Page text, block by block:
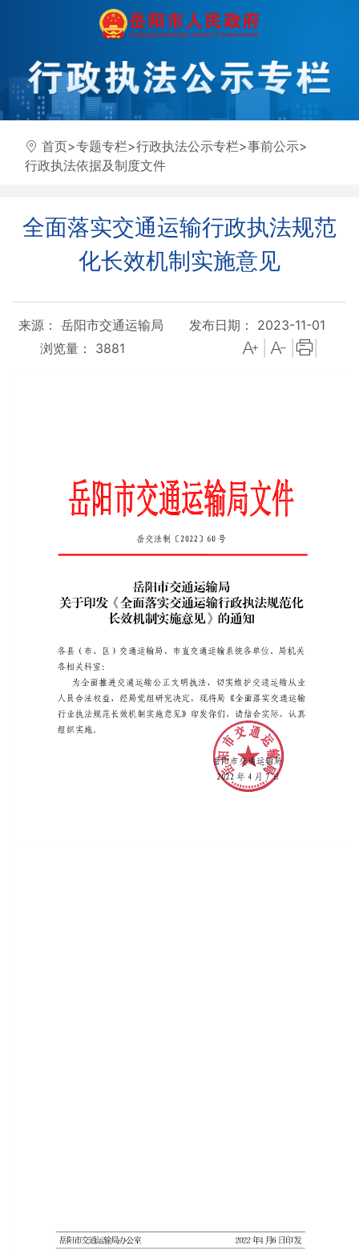
首页>专题专栏>行政执法公示专栏>事前公示>
行政执法依据及制度文件
全面落实交通运输行政执法规范
化长效机制实施意见
来源： 岳阳市交通运输局
发布日期： 2023-11-01
浏览量： 3881 |